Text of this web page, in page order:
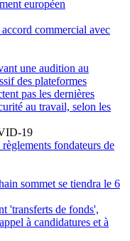
européen
commercial avec
une audition au
des plateformes
pas les dernières
au travail, selon les
19
fondateurs de
sommet se tiendra le 6
'transferts de fonds',
à candidatures et à